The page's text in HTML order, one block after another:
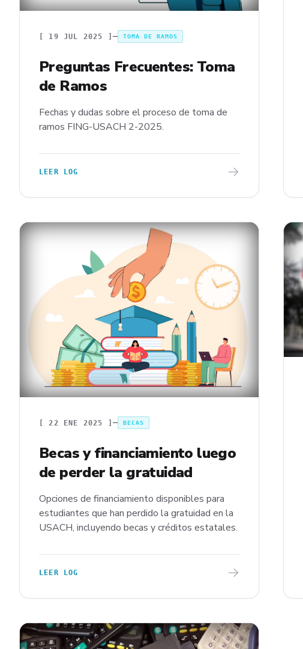
[ 19 JUL 2025 ] TOMA DE RAMOS
Preguntas Frecuentes: Toma
de Ramos
Fechas y dudas sobre el proceso de toma de
ramos FING-USACH 2-2025.
LEER LOG
[ 22 ENE 2025 ] BECAS
Becas y financiamiento luego
de perder la gratuidad
Opciones de financiamiento disponibles para
estudiantes que han perdido la gratuidad en la
USACH, incluyendo becas y créditos estatales.
LEER LOG